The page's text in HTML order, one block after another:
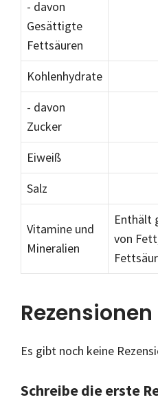
- davon
Gesättigte
Fettsäuren
Kohlenhydrate
- davon
Zucker
Eiweiß
Salz
Vitamine und
Mineralien
Enthält
von
Rezensionen
Es gibt noch keine
Schreibe die erste